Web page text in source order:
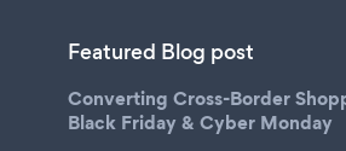
Featured Blog post
Converting Cross-Border
Black Friday & Cyber Monday